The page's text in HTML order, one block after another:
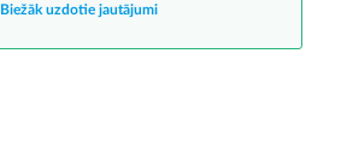
Biežāk uzdotie jautājumi